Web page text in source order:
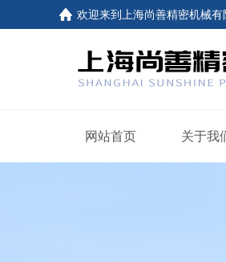
欢迎来到 上海尚善精密机械
网站首页 关于我